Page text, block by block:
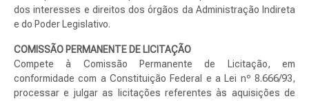
dos interesses e direitos dos órgãos da Administração Indireta
e do Poder Legislativo.
COMISSÃO PERMANENTE DE LICITAÇÃO
Compete à Comissão Permanente de Licitação, em
conformidade com a Constituição Federal e a Lei nº 8.666/93,
processar e julgar as licitações referentes às aquisições de